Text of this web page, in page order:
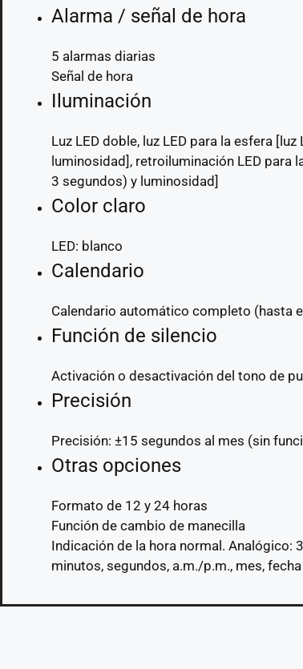
Alarma / señal de hora
5 alarmas diarias
Señal de hora
Iluminación
Luz LED doble, luz LED para la esfera
luminosidad], retroiluminación LED para
3 segundos) y luminosidad]
Color claro
LED: blanco
Calendario
Calendario automático completo (hasta
Función de silencio
Activación o desactivación del tono de
Precisión
Precisión: ±15 segundos al mes (sin
Otras opciones
Formato de 12 y 24 horas
Función de cambio de manecilla
Indicación de la hora normal. Analógico:
minutos, segundos, a.m./p.m., mes,